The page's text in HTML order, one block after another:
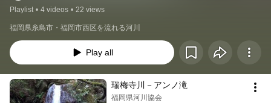
Playlist • 4 videos • 22 views
福岡県糸島市・福岡市西区を流れる河川
Play all
瑞梅寺川－アンノ滝
福岡県河川協会